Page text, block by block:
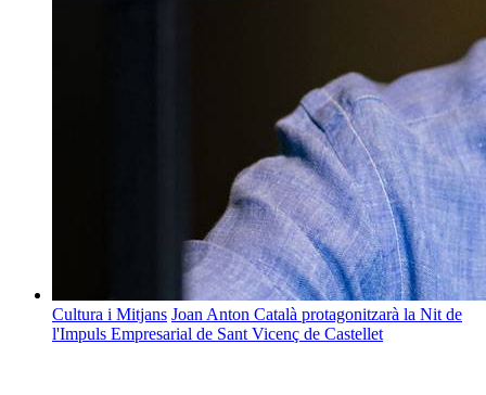
Cultura i Mitjans Joan Anton Català protagonitzarà la Nit de
l'Impuls Empresarial de Sant Vicenç de Castellet